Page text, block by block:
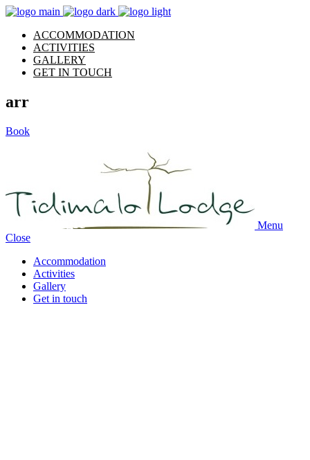
ACCOMMODATION
ACTIVITIES
GALLERY
GET IN TOUCH
arr
Book
Menu
Close
Accommodation
Activities
Gallery
Get in touch
Blog Single